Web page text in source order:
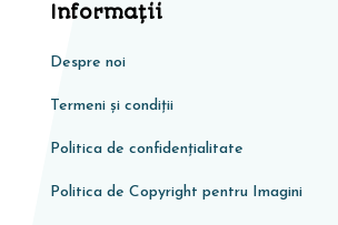
Informaţii
Despre noi
Termeni și condiții
Politica de confidențialitate
Politica de Copyright pentru Imagini